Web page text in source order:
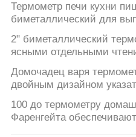
КОНТРОЛЬ
КАЧЕСТВА
НОВОСТИ
СЛУЧАИ
Термометр печи кухни
биметаллический для
2" биметаллический
ясными отдельными
Домочадец варя
двойным дизайном
100 до термометру
Фаренгейта